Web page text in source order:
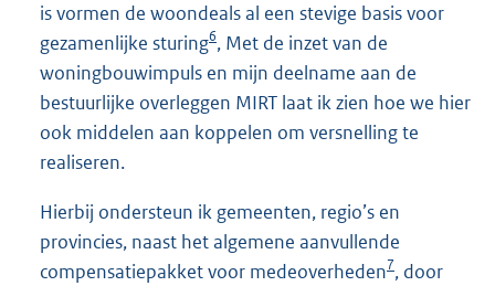
is vormen de woondeals al een stevige basis voor
gezamenlijke sturing6, Met de inzet van de
woningbouwimpuls en mijn deelname aan de
bestuurlijke overleggen MIRT laat ik zien hoe we hier
ook middelen aan koppelen om versnelling te
realiseren.
Hierbij ondersteun ik gemeenten, regio’s en
provincies, naast het algemene aanvullende
compensatiepakket voor medeoverheden7, door